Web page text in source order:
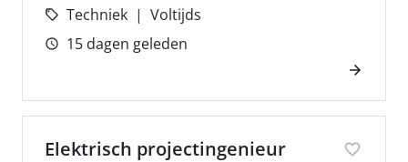
Techniek
Voltijds
15 dagen geleden
Elektrisch projectingenieur